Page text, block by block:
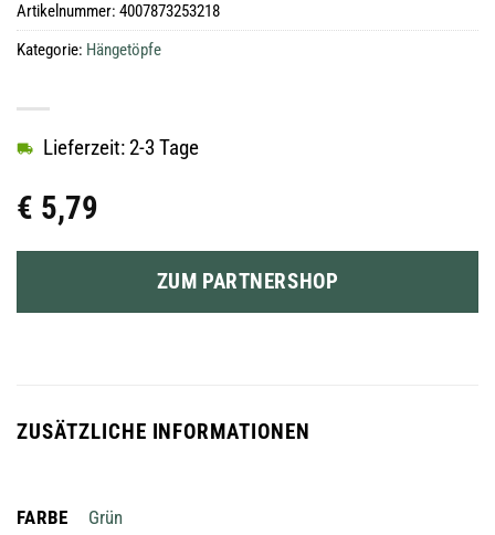
€ 5,79
Lieferzeit: 2-3 Tage
ZUM PARTNERSHOP
Artikelnummer: 4007873253218
Kategorie: Hängetöpfe
ZUSÄTZLICHE INFORMATIONEN
FARBE Grün